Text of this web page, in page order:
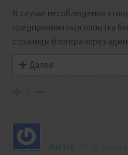
В случае несоблюдения
предприниматься попытка
страницы блогера через
Далее
Justin